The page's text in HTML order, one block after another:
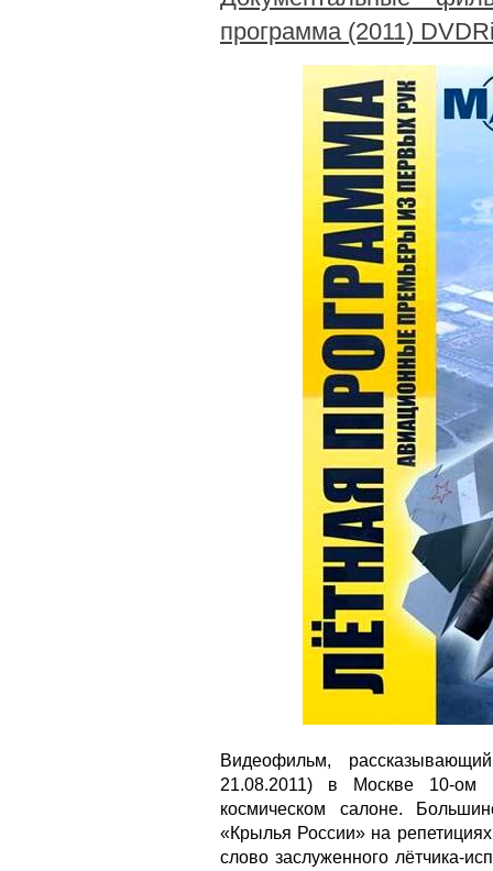
программа (2011)
Видеофильм,
21.08.2011) в Москве 10-ом
космическом салоне.
«Крылья России» на
слово заслуженного лётчика-